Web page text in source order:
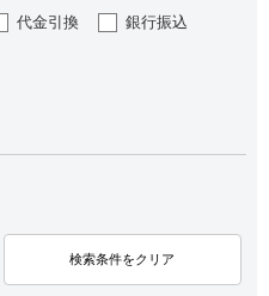
代金引換
銀行振込